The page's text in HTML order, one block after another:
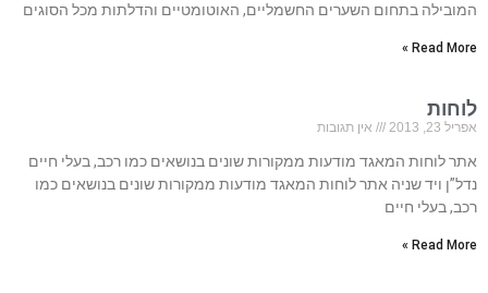
המובילה בתחום השערים החשמליים, האוטומטיים והדלתות מכל הסוגים
Read More »
לוחות
אפריל 23, 2013 אין תגובות
אתר לוחות המאגד מודעות ממקורות שונים בנושאים כמו רכב, בעלי חיים
נדל”ן ויד שניה אתר לוחות המאגד מודעות ממקורות שונים בנושאים כמו
רכב, בעלי חיים
Read More »